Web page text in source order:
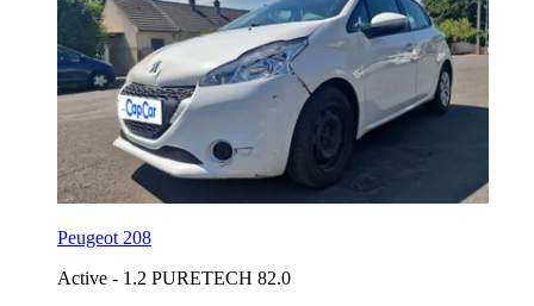
Peugeot 208
Active - 1.2 PURETECH 82.0